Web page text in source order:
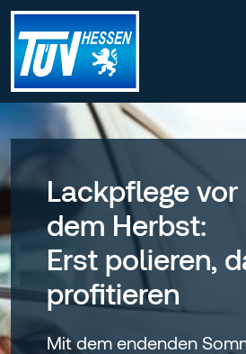
Zum Inhalt wechseln
Lackpflege vor
dem Herbst:
Erst polieren,
profitieren
Mit dem endenden